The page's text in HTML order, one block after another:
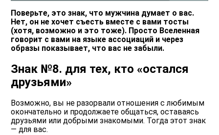
Поверьте, это знак, что мужчина думает о вас.
Нет, он не хочет съесть вместе с вами тосты
(хотя, возможно и это тоже). Просто Вселенная
говорит с вами на языке ассоциаций и через
образы показывает, что вас не забыли.
Знак №8. для тех, кто «остался
друзьями»
Возможно, вы не разорвали отношения с любимым
окончательно и продолжаете общаться, оставаясь
друзьями или добрыми знакомыми. Тогда этот знак
― для вас.